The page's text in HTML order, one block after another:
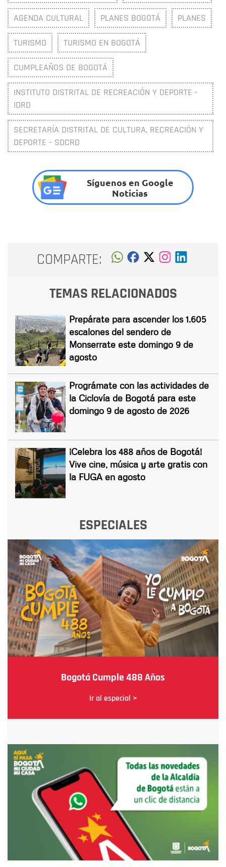
AGENDA CULTURAL PLANES BOGOTÁ PLANES
TURISMO TURISMO EN BOGOTÁ
CUMPLEAÑOS DE BOGOTÁ
INSTITUTO DISTRITAL DE RECREACIÓN Y DEPORTE -
IDRD
SECRETARÍA DISTRITAL DE CULTURA, RECREACIÓN Y
DEPORTE - SDCRD
Síguenos en Google
Noticias
COMPARTE:
TEMAS RELACIONADOS
Prepárate para ascender los 1.605
escalones del sendero de
Monserrate este domingo 9 de
agosto
Prográmate con las actividades de
la Ciclovía de Bogotá para este
domingo 9 de agosto de 2026
¡Celebra los 488 años de Bogotá!
Vive cine, música y arte gratis con
la FUGA en agosto
ESPECIALES
Bogotá Cumple 488 Años
Ir al especial >